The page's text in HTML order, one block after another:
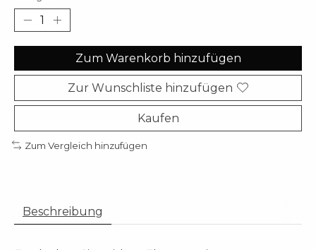
Zum Warenkorb hinzufügen
Zur Wunschliste hinzufügen
Kaufen
Zum Vergleich hinzufügen
Beschreibung